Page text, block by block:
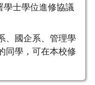
學士學位進修協議
、國企系、管理學
同學，可在本校修